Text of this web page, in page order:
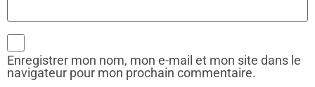
Enregistrer mon nom, mon e-mail et mon site dans le
navigateur pour mon prochain commentaire.